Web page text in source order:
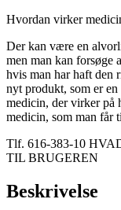
Hvordan virker
Der kan være en
men man kan forsøge
hvis man har haft den
nyt produkt, som er
medicin, der virker på
medicin, som man får
Tlf. 616-383-10
TIL BRUGEREN
Beskrivelse